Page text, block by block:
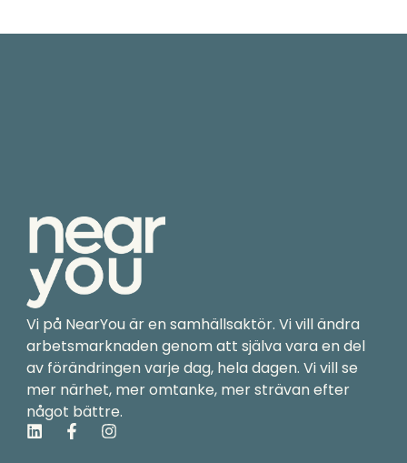
Vi på NearYou är en samhällsaktör. Vi vill ändra
arbetsmarknaden genom att själva vara en del
av förändringen varje dag, hela dagen. Vi vill se
mer närhet, mer omtanke, mer strävan efter
något bättre.
L
F
I